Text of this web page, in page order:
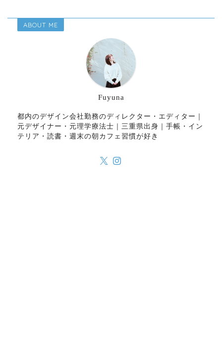
ABOUT ME
Fuyuna
都内のデザイン会社勤務のディレクター・エディター｜
元デザイナー・元理学療法士｜三重県出身｜手帳・イン
テリア・読書・週末の朝カフェ習慣が好き